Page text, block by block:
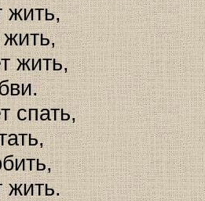
жить,
жить,
спать,
жить.